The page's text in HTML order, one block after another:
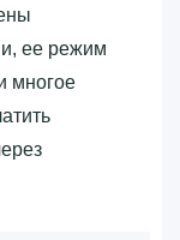
ее режим
многое